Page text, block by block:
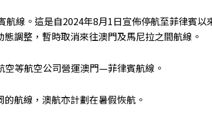
航線。這是自2024年8月1日宣佈停航至菲律賓以
調整，暫時取消來往澳門及馬尼拉之間航線。
等航空公司營運澳門—菲律賓航線。
航線，澳航亦計劃在暑假恢航。